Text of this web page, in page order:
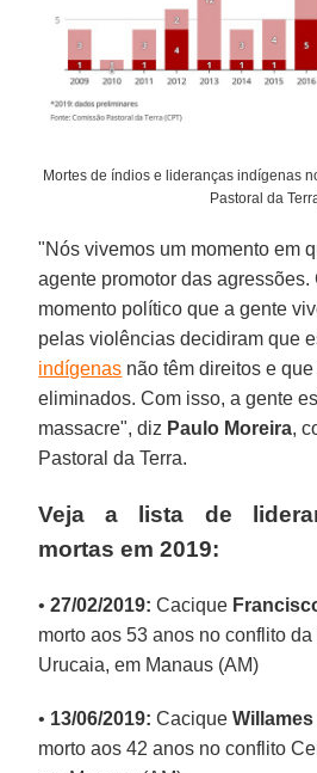
Mortes de índios e lideranças indígenas
Pastoral da
"Nós vivemos um momento em
agente promotor das agressões.
momento político que a gente
pelas violências decidiram que
indígenas não têm direitos e
eliminados. Com isso, a gente
massacre", diz Paulo Moreira,
Pastoral da Terra.
Veja a lista de
mortas em 2019:
• 27/02/2019: Cacique
morto aos 53 anos no conflito
Urucaia, em Manaus (AM)
• 13/06/2019: Cacique
morto aos 42 anos no conflito